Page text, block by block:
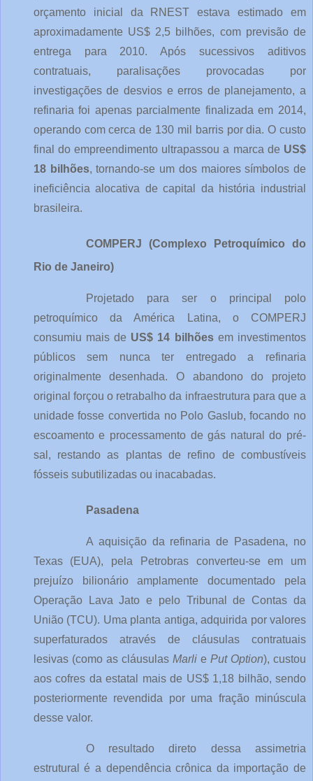
orçamento inicial da RNEST estava estimado em
aproximadamente US$ 2,5 bilhões, com previsão de
entrega para 2010. Após sucessivos aditivos
contratuais, paralisações provocadas por
investigações de desvios e erros de planejamento, a
refinaria foi apenas parcialmente finalizada em 2014,
operando com cerca de 130 mil barris por dia. O custo
final do empreendimento ultrapassou a marca de US$
18 bilhões, tornando-se um dos maiores símbolos de
ineficiência alocativa de capital da história industrial
brasileira.
COMPERJ (Complexo Petroquímico do
Rio de Janeiro)
Projetado para ser o principal polo
petroquímico da América Latina, o COMPERJ
consumiu mais de US$ 14 bilhões em investimentos
públicos sem nunca ter entregado a refinaria
originalmente desenhada. O abandono do projeto
original forçou o retrabalho da infraestrutura para que a
unidade fosse convertida no Polo Gaslub, focando no
escoamento e processamento de gás natural do pré-
sal, restando as plantas de refino de combustíveis
fósseis subutilizadas ou inacabadas.
Pasadena
A aquisição da refinaria de Pasadena, no
Texas (EUA), pela Petrobras converteu-se em um
prejuízo bilionário amplamente documentado pela
Operação Lava Jato e pelo Tribunal de Contas da
União (TCU). Uma planta antiga, adquirida por valores
superfaturados através de cláusulas contratuais
lesivas (como as cláusulas Marli e Put Option), custou
aos cofres da estatal mais de US$ 1,18 bilhão, sendo
posteriormente revendida por uma fração minúscula
desse valor.
O resultado direto dessa assimetria
estrutural é a dependência crônica da importação de